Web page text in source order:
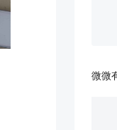
微微